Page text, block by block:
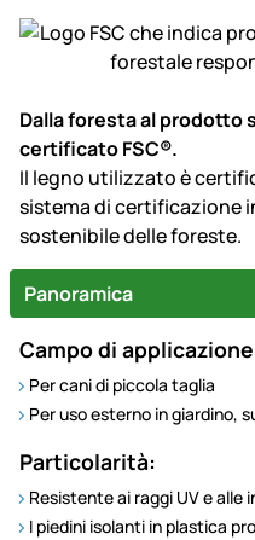
Dalla foresta al prodotto
certificato FSC®.
Il legno utilizzato è
sistema di certificazione
sostenibile delle foreste.
Panoramica
Campo di
Per cani di piccola taglia
Per uso esterno in giardino,
Particolarità:
Resistente ai raggi UV e alle
I piedini isolanti in plastica